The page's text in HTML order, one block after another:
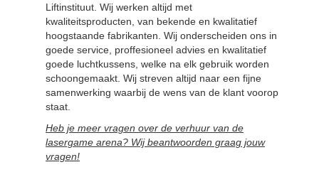
Liftinstituut. Wij werken altijd met
kwaliteitsproducten, van bekende en kwalitatief
hoogstaande fabrikanten. Wij onderscheiden ons in
goede service, proffesioneel advies en kwalitatief
goede luchtkussens, welke na elk gebruik worden
schoongemaakt. Wij streven altijd naar een fijne
samenwerking waarbij de wens van de klant voorop
staat.
Heb je meer vragen over de verhuur van de
lasergame arena? Wij beantwoorden graag jouw
vragen!